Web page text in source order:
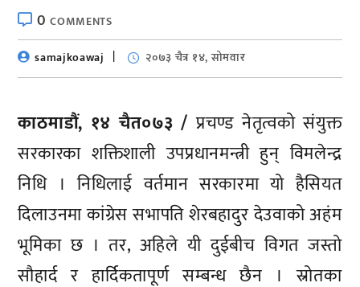
0COMMENTS
samajkoawaj
२०७३ चैत्र १४, सोमवार
काठमाडौं, १४ चैत०७३ / प्रचण्ड नेतृत्वको संयुक्त
सरकारका शक्तिशाली उपप्रधानमन्त्री हुन् विमलेन्द्र
निधि । निधिलाई वर्तमान सरकारमा यो हैसियत
दिलाउनमा कांग्रेस सभापति शेरबहादुर देउवाको अहंम
भूमिका छ । तर, अहिले यी दुईबीच विगत जस्तो
सौहार्द र हार्दिकतापूर्ण सम्बन्ध छैन । स्रोतका